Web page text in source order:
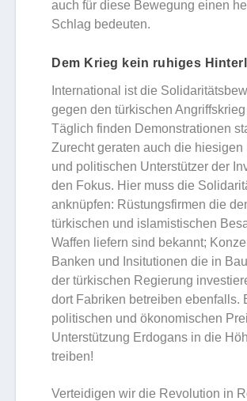
auch für diese Bewegung einen
Schlag bedeuten.
Dem Krieg kein ruhiges
International ist die
gegen den türkischen
Täglich finden Demonstrationen
Zurecht geraten auch die hiesigen
und politischen Unterstützer der
den Fokus. Hier muss die
anknüpfen: Rüstungsfirmen die
türkischen und islamistischen
Waffen liefern sind bekannt;
Banken und Insitutionen die in
der türkischen Regierung
dort Fabriken betreiben ebenfalls.
politischen und ökonomischen
Unterstützung Erdogans in die
treiben!
Verteidigen wir die Revolution in